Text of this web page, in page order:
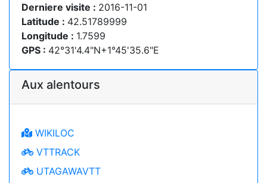
Derniere visite : 2016-11-01
Latitude : 42.51789999
Longitude : 1.7599
GPS : 42°31'4.4"N+1°45'35.6"E
Aux alentours
WIKILOC
VTTRACK
UTAGAWAVTT